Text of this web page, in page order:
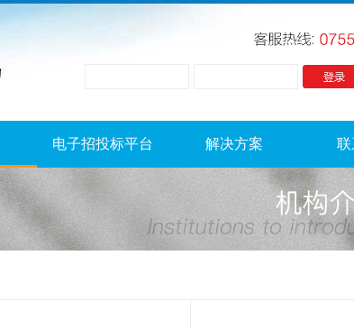
电子招投标平台 解决方案 联